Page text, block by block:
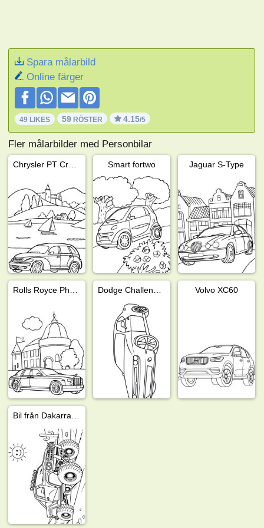
Spara målarbild
Online färger
49 LIKES 59 RÖSTER 4.15/5
Fler målarbilder med Personbilar
Smart fortwo Jaguar S-Type
Volvo XC60